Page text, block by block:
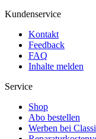
Kundenservice
Kontakt
Feedback
FAQ
Inhalte melden
Service
Shop
Abo bestellen
Werben bei